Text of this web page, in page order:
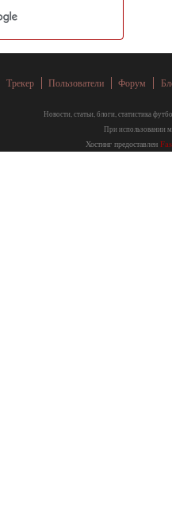
Трекер Пользователи Форум
Новости, статьи, блоги, статистика
При использовании
Хостинг предоставлен